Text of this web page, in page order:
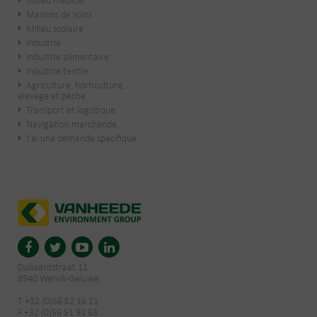
Maisons de soins
Milieu scolaire
Industrie
Industrie alimentaire
Industrie textile
Agriculture, horticulture,
élevage et pêche
Transport et logistique
Navigation marchande
J'ai une demande spécifique
Dullaardstraat 11
8940 Wervik-Geluwe
T +32 (0)56 52 16 21
F +32 (0)56 51 91 63